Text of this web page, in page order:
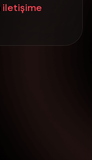
iletişime